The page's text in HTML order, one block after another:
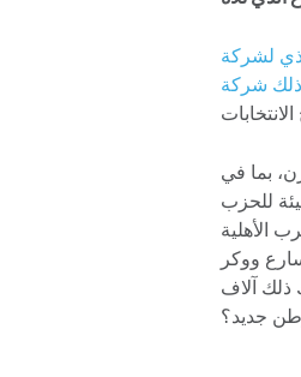
بما في
للحزب
الأهلية
ووكر
ذلك آلاف
جديد؟